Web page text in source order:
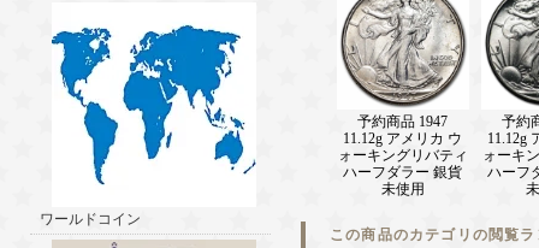
ワールドコイン
予約商品 1947
11.12g アメリカ ウ
ォーキングリバティ
ハーフダラー 銀貨
未使用
予約
11.12g
ォーキ
ハーフ
この商品のカテゴリの閲覧